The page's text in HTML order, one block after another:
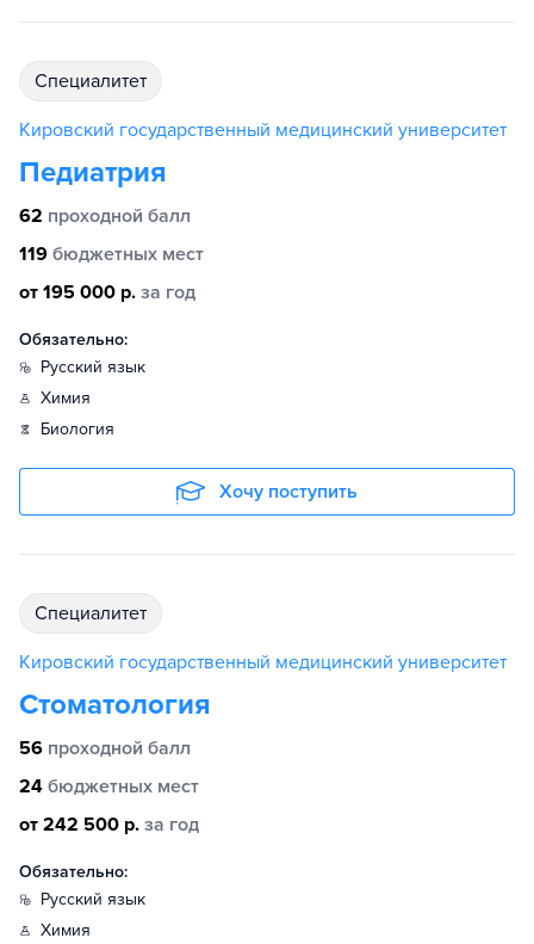
специалитет
Кировский государственный медицинский университет
Педиатрия
62 проходной балл
119 бюджетных мест
от 195 000 р. за год
Обязательно:
русский язык
химия
биология
Хочу поступить
специалитет
Кировский государственный медицинский университет
Стоматология
56 проходной балл
24 бюджетных мест
от 242 500 р. за год
Обязательно:
русский язык
химия